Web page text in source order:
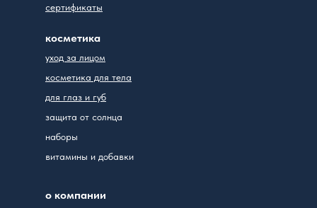
сертификаты
уход за лицом
косметика для тела
для глаз и губ
защита от солнца
наборы
витамины и добавки
косметика
о компании